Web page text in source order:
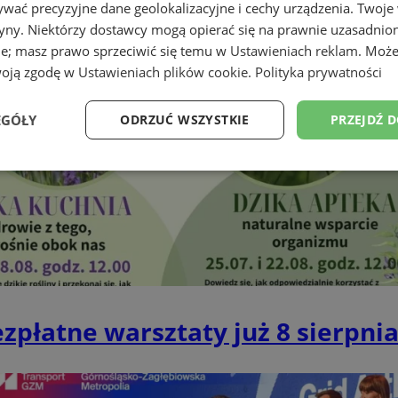
warsztaty już 8 sierpnia
precyzyjne dane geolokalizacyjne i cechy urządzenia.
Niektórzy dostawcy mogą opierać się na prawnie
masz prawo sprzeciwić się temu w Ustawieniach reklam.
zgodę w Ustawieniach plików cookie. Polityka prywatności
PRZEJDŹ
ODRZUĆ WSZYSTKIE
Wydajność Targetowanie Funkcjonalność
umożliwiają korzystanie z podstawowych funkcji strony internetowej, takich jak
niezbędnych plików cookie nie można prawidłowo korzystać ze strony internetowej.
Provider/
Domena
Okres